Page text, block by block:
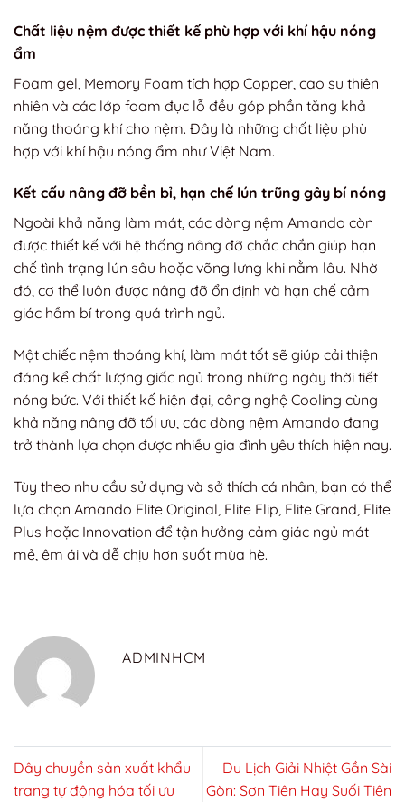
Chất liệu nệm được thiết kế phù hợp với khí hậu nóng
ẩm
Foam gel, Memory Foam tích hợp Copper, cao su thiên
nhiên và các lớp foam đục lỗ đều góp phần tăng khả
năng thoáng khí cho nệm. Đây là những chất liệu phù
hợp với khí hậu nóng ẩm như Việt Nam.
Kết cấu nâng đỡ bền bỉ, hạn chế lún trũng gây bí nóng
Ngoài khả năng làm mát, các dòng nệm Amando còn
được thiết kế với hệ thống nâng đỡ chắc chắn giúp hạn
chế tình trạng lún sâu hoặc võng lưng khi nằm lâu. Nhờ
đó, cơ thể luôn được nâng đỡ ổn định và hạn chế cảm
giác hầm bí trong quá trình ngủ.
Một chiếc nệm thoáng khí, làm mát tốt sẽ giúp cải thiện
đáng kể chất lượng giấc ngủ trong những ngày thời tiết
nóng bức. Với thiết kế hiện đại, công nghệ Cooling cùng
khả năng nâng đỡ tối ưu, các dòng nệm Amando đang
trở thành lựa chọn được nhiều gia đình yêu thích hiện nay.
Tùy theo nhu cầu sử dụng và sở thích cá nhân, bạn có thể
lựa chọn Amando Elite Original, Elite Flip, Elite Grand, Elite
Plus hoặc Innovation để tận hưởng cảm giác ngủ mát
mẻ, êm ái và dễ chịu hơn suốt mùa hè.
ADMINHCM
Dây chuyền sản xuất khẩu
trang tự động hóa tối ưu
Du Lịch Giải Nhiệt Gần Sài
Gòn: Sơn Tiên Hay Suối Tiên